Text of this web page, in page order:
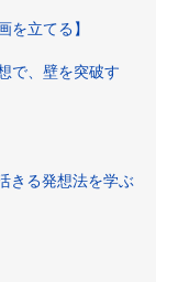
を立てる】
で、壁を突破す
きる発想法を学ぶ